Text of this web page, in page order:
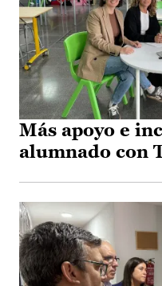
Más apoyo e
alumnado con